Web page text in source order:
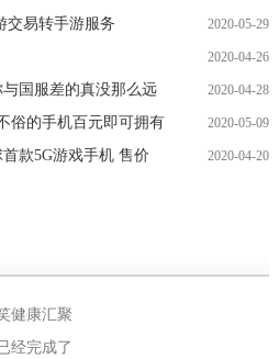
交易转手游服务 2020-05-29
2020-04-26
国服差的真没那么远 2020-04-28
俗的手机百元即可拥有 2020-05-09
款5G游戏手机 售价 2020-04-20
健康汇聚
经完成了